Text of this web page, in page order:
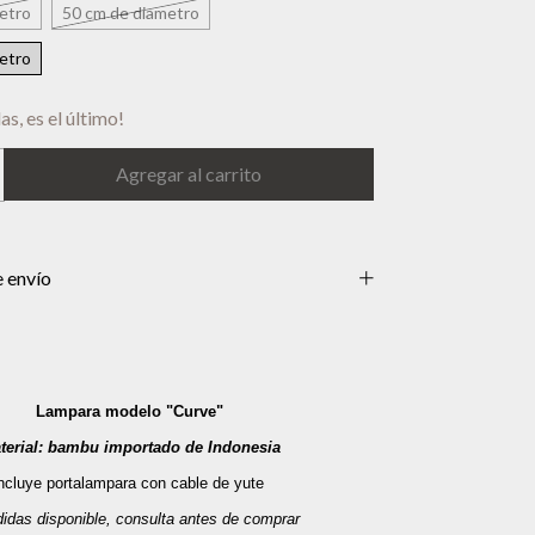
50 cm de diametro
es el último!
envío
Lampara modelo "Curve"
bambu importado de Indonesia
portalampara con cable de yute
disponible, consulta antes de comprar